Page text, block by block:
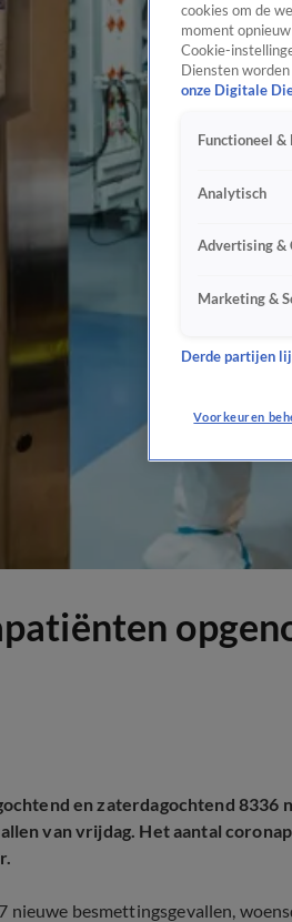
en zaterdagochtend
van vrijdag. Het aantal
nieuwe besmettingsgevallen,
cookies om de
moment
Cookie-
Diensten
onze Digitale
Functioneel &
Analytisch
Advertising &
Marketing &
Derde partijen
Voorkeuren